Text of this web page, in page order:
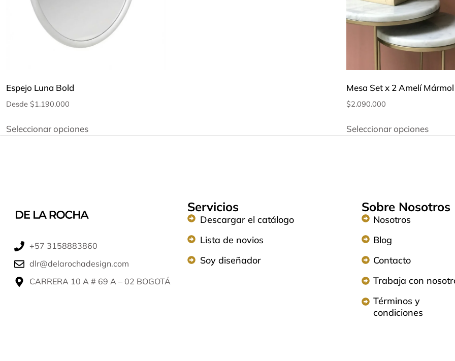
Espejo Luna Bold
Desde $1.190.000
Seleccionar opciones
Mesa Set x 2 Amelí
$2.090.000
Seleccionar opciones
+57 3158883860​
dlr@delarochadesign.com
CARRERA 10 A # 69 A – 02 BOGOTÁ​
Servicios
Descargar el catálogo
Lista de novios
Soy diseñador
Sobre Nosotros
Nosotros
Blog
Contacto
Trabaja con
Términos y
condiciones